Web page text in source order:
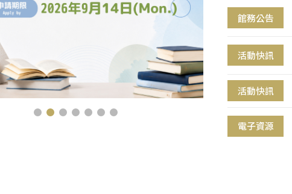
館務公告
活動快訊
活動快訊
電子資源